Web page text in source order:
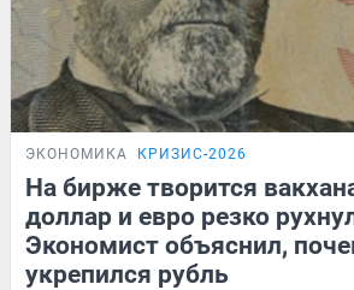
ЭКОНОМИКА КРИЗИС-2026
На бирже творится
доллар и евро резко
Экономист объяснил,
укрепился рубль